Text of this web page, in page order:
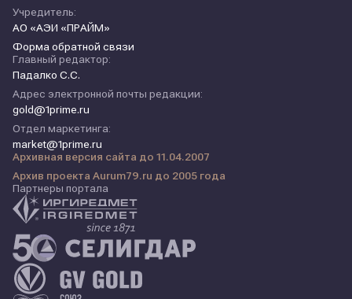
Учредитель:
АО «АЭИ «ПРАЙМ»
Форма обратной связи
Главный редактор:
Падалко С.С.
Адрес электронной почты редакции:
gold@1prime.ru
Отдел маркетинга:
market@1prime.ru
Архивная версия сайта до 11.04.2007
Архив проекта Aurum79.ru до 2005 года
Партнеры портала